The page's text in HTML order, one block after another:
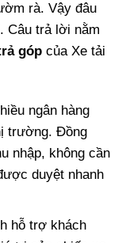
rà. Vậy đâu
Câu trả lời nằm
góp của Xe tải
ngân hàng
trường. Đồng
nhập, không cần
duyệt nhanh
hỗ trợ khách